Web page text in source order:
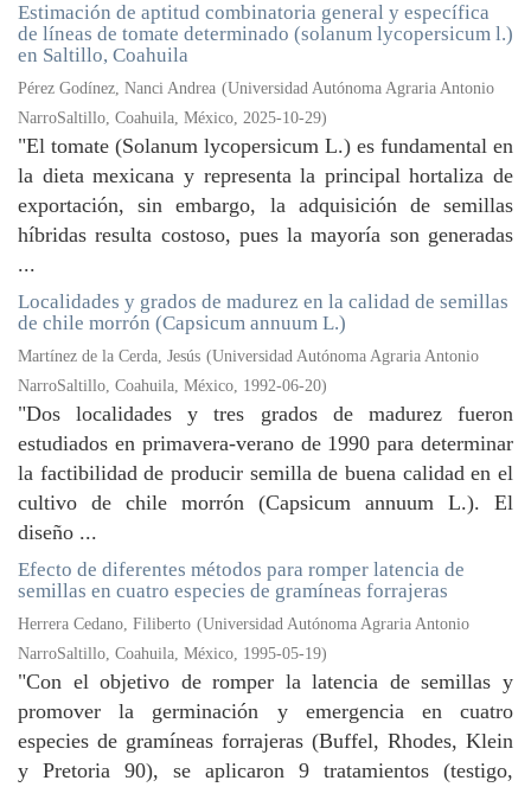
Estimación de aptitud combinatoria general y específica
de líneas de tomate determinado (solanum lycopersicum l.)
en Saltillo, Coahuila
Pérez Godínez, Nanci Andrea (Universidad Autónoma Agraria Antonio
NarroSaltillo, Coahuila, México, 2025-10-29)
"El tomate (Solanum lycopersicum L.) es fundamental en
la dieta mexicana y representa la principal hortaliza de
exportación, sin embargo, la adquisición de semillas
híbridas resulta costoso, pues la mayoría son generadas
...
Localidades y grados de madurez en la calidad de semillas
de chile morrón (Capsicum annuum L.)
Martínez de la Cerda, Jesús (Universidad Autónoma Agraria Antonio
NarroSaltillo, Coahuila, México, 1992-06-20)
"Dos localidades y tres grados de madurez fueron
estudiados en primavera-verano de 1990 para determinar
la factibilidad de producir semilla de buena calidad en el
cultivo de chile morrón (Capsicum annuum L.). El
diseño ...
Efecto de diferentes métodos para romper latencia de
semillas en cuatro especies de gramíneas forrajeras
Herrera Cedano, Filiberto (Universidad Autónoma Agraria Antonio
NarroSaltillo, Coahuila, México, 1995-05-19)
"Con el objetivo de romper la latencia de semillas y
promover la germinación y emergencia en cuatro
especies de gramíneas forrajeras (Buffel, Rhodes, Klein
y Pretoria 90), se aplicaron 9 tratamientos (testigo,